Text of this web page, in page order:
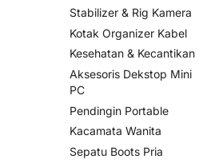
Stabilizer & Rig Kamera
Kotak Organizer Kabel
Kesehatan & Kecantikan
Aksesoris Dekstop Mini
PC
Pendingin Portable
Kacamata Wanita
Sepatu Boots Pria